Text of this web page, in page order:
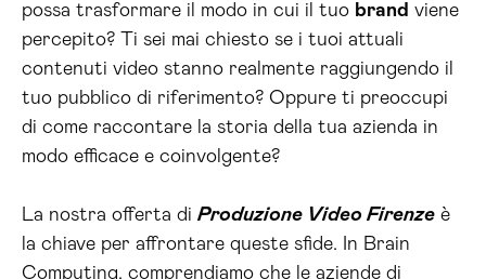
possa trasformare il modo in cui il tuo brand viene
percepito? Ti sei mai chiesto se i tuoi attuali
contenuti video stanno realmente raggiungendo il
tuo pubblico di riferimento? Oppure ti preoccupi
di come raccontare la storia della tua azienda in
modo efficace e coinvolgente?
La nostra offerta di Produzione Video Firenze è
la chiave per affrontare queste sfide. In Brain
Computing, comprendiamo che le aziende di